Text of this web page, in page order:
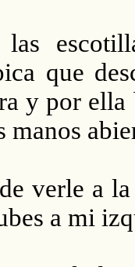
que
y por
manos
verle a
a mi